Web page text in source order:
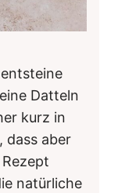
Datteln
kurz in
dass aber
natürliche